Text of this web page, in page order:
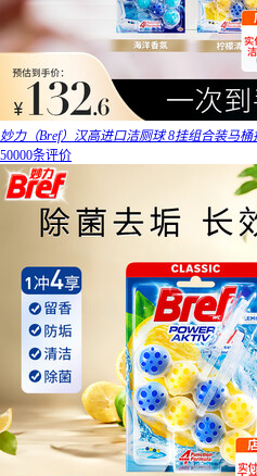
妙力（Bref）汉高进口洁厕球 8挂组合装马
50000条评价